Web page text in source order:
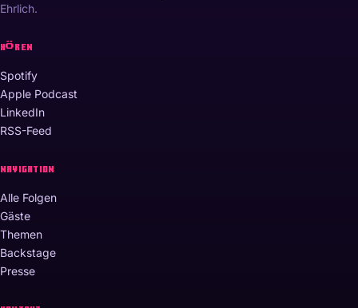
Ehrlich.
HÖREN
Spotify
Apple Podcast
LinkedIn
RSS-Feed
NAVIGATION
Alle Folgen
Gäste
Themen
Backstage
Presse